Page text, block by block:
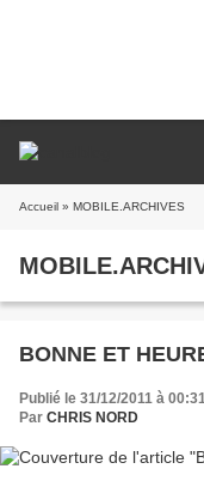
Accueil » MOBILE.ARCHIVES
BONNE ET
Publié le 31/12/2011 à
Par CHRIS NORD